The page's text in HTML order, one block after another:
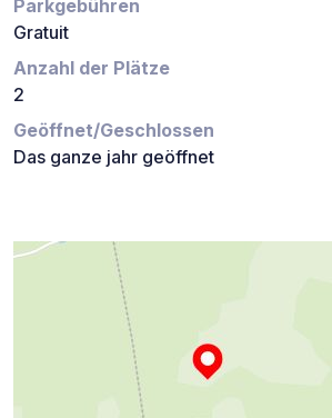
Parkgebühren
Gratuit
Anzahl der Plätze
2
Geöffnet/Geschlossen
Das ganze jahr geöffnet